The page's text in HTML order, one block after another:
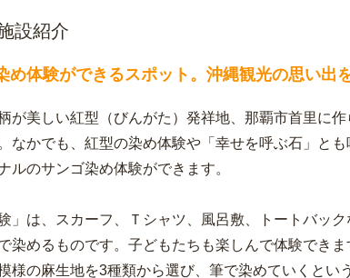
設紹介
め体験ができるスポット。沖縄観光の思い出
が美しい紅型（びんがた）発祥地、那覇市首里に
なかでも、紅型の染め体験や「幸せを呼ぶ石」と
ルのサンゴ染め体験ができます。
」は、スカーフ、Ｔシャツ、風呂敷、トートバッ
染めるものです。子どもたちも楽しんで体験でき
様の麻生地を3種類から選び、筆で染めていくとい